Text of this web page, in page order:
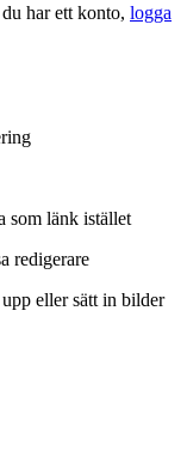
har ett konto, logga
som länk istället
redigerare
eller sätt in bilder